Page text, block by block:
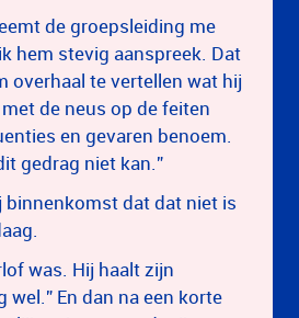
de groepsleiding me
hem stevig aanspreek. Dat
overhaal te vertellen wat hij
de neus op de feiten
en gevaren benoem.
gedrag niet kan.”
binnenkomst dat dat niet is
was. Hij haalt zijn
wel.” En dan na een korte